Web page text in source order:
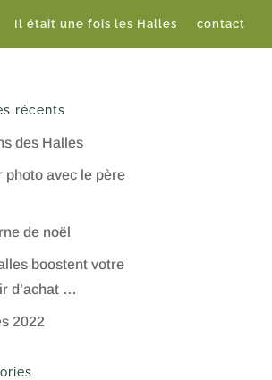
Il était une fois les Halles contact
récents
des Halles
photo avec le père
de noël
boostent votre
d’achat …
2022